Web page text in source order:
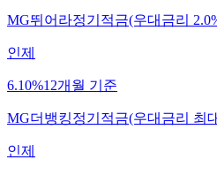
MG뛰어라정기적금(우대금리
인제
6.10%12개월 기준
MG더뱅킹정기적금(우대금리 최
인제